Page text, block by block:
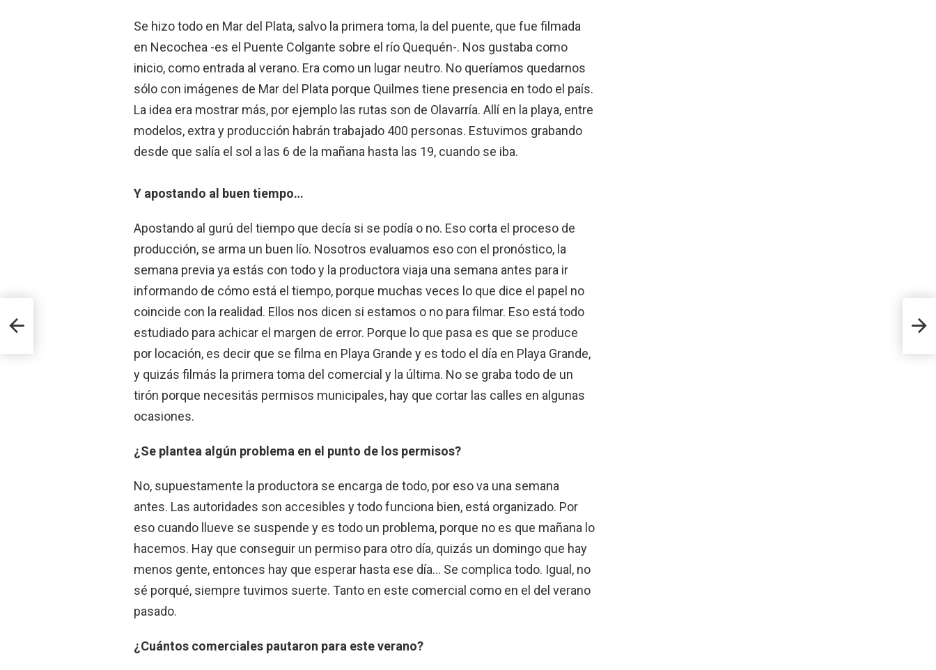
Se hizo todo en Mar del Plata, salvo la primera toma, la del puente, que fue filmada
en Necochea -es el Puente Colgante sobre el río Quequén-. Nos gustaba como
inicio, como entrada al verano. Era como un lugar neutro. No queríamos quedarnos
sólo con imágenes de Mar del Plata porque Quilmes tiene presencia en todo el país.
La idea era mostrar más, por ejemplo las rutas son de Olavarría. Allí en la playa, entre
modelos, extra y producción habrán trabajado 400 personas. Estuvimos grabando
desde que salía el sol a las 6 de la mañana hasta las 19, cuando se iba.
Y apostando al buen tiempo…
Apostando al gurú del tiempo que decía si se podía o no. Eso corta el proceso de
producción, se arma un buen lío. Nosotros evaluamos eso con el pronóstico, la
semana previa ya estás con todo y la productora viaja una semana antes para ir
informando de cómo está el tiempo, porque muchas veces lo que dice el papel no
coincide con la realidad. Ellos nos dicen si estamos o no para filmar. Eso está todo
estudiado para achicar el margen de error. Porque lo que pasa es que se produce
por locación, es decir que se filma en Playa Grande y es todo el día en Playa Grande,
y quizás filmás la primera toma del comercial y la última. No se graba todo de un
tirón porque necesitás permisos municipales, hay que cortar las calles en algunas
ocasiones.
¿Se plantea algún problema en el punto de los permisos?
No, supuestamente la productora se encarga de todo, por eso va una semana
antes. Las autoridades son accesibles y todo funciona bien, está organizado. Por
eso cuando llueve se suspende y es todo un problema, porque no es que mañana lo
hacemos. Hay que conseguir un permiso para otro día, quizás un domingo que hay
menos gente, entonces hay que esperar hasta ese día… Se complica todo. Igual, no
sé porqué, siempre tuvimos suerte. Tanto en este comercial como en el del verano
pasado.
¿Cuántos comerciales pautaron para este verano?